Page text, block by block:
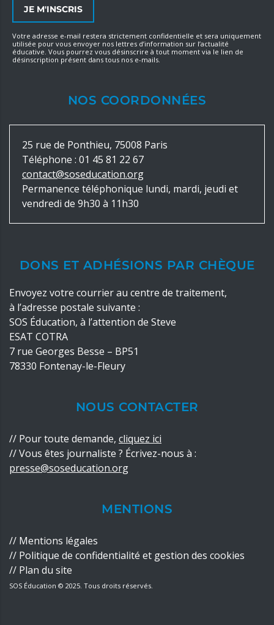
Votre adresse e-mail restera strictement confidentielle et sera uniquement
utilisée pour vous envoyer nos lettres d’information sur l’actualité
éducative. Vous pourrez vous désinscrire à tout moment via le lien de
désinscription présent dans tous nos e-mails.
NOS COORDONNÉES
25 rue de Ponthieu, 75008 Paris
Téléphone : 01 45 81 22 67
contact@soseducation.org
Permanence téléphonique lundi, mardi, jeudi et
vendredi de 9h30 à 11h30
DONS ET ADHÉSIONS PAR CHÈQUE
Envoyez votre courrier au centre de traitement,
à l’adresse postale suivante :
SOS Éducation, à l’attention de Steve
ESAT COTRA
7 rue Georges Besse – BP51
78330 Fontenay-le-Fleury
NOUS CONTACTER
// Pour toute demande, cliquez ici
// Vous êtes journaliste ? Écrivez-nous à :
presse@soseducation.org
MENTIONS
// Mentions légales
// Politique de confidentialité et gestion des cookies
// Plan du site
SOS Éducation © 2025. Tous droits réservés.